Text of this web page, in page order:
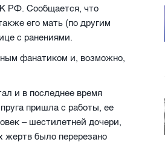
РФ. Сообщается, что
его мать (по другим
с ранениями.
фанатиком и, возможно,
и в последнее время
пришла с работы, ее
– шестилетней дочери,
жертв было перерезано